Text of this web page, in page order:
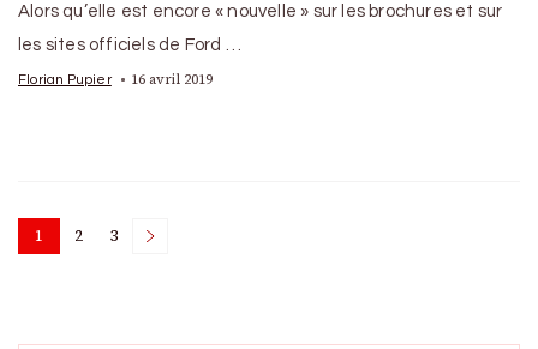
Alors qu’elle est encore « nouvelle » sur les brochures et sur
les sites officiels de Ford …
Florian Pupier 16 avril 2019
Posts
Page
1 Page
2 Page
3